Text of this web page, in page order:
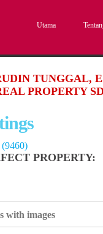
Utama
TUNGGAL,
PROPERTY
PROPERTY:
with images